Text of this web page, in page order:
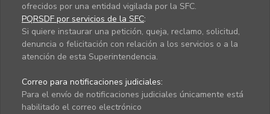
ofrecidos por una entidad vigilada por la SFC.
PQRSDF por servicios de la SFC:
Si quiere instaurar una petición, queja, reclamo, solicitud,
denuncia o felicitación con relación a los servicios o a la
atención de esta Superintendencia.
Correo para notificaciones judiciales:
Para el envío de notificaciones judiciales únicamente está
habilitado el correo electrónico